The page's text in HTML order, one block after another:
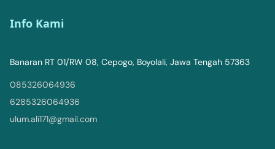
Info Kami
Banaran RT 01/RW 08, Cepogo, Boyolali, Jawa Tengah 57363
085326064936
6285326064936
ulum.ali171@gmail.com